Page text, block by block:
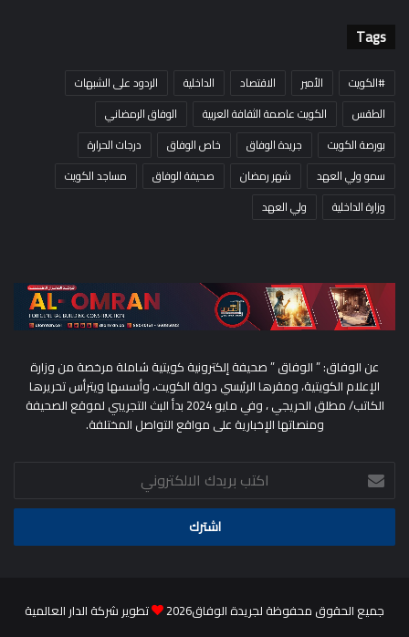
Tags
#الكويت الأمير الاقتصاد الداخلية
الردود على الشبهات
الطقس
الكويت عاصمة الثقافة العربية
الوفاق الرمضاني
بورصة الكويت
جريدة الوفاق خاص الوفاق
درجات الحرارة
سمو ولي العهد
شهر رمضان صحيفة الوفاق
مساجد الكويت
وزارة الداخلية
ولي العهد
عن الوفاق: ” الوفاق ” صحيفة إلكترونية كويتية شاملة مرخصة من وزارة
الإعلام الكويتية، ومقرها الرئيسي دولة الكويت، وأسسها ويترأس تحريرها
الكاتب/ مطلق الحريجي ، وفي مايو 2024 بدأ البث التجريبي لموقع الصحيفة
ومنصاتها الإخبارية على مواقع التواصل المختلفة.
اكتب
بريدك
الالكتروني
جميع الحقوق محفوظة لجريدة الوفاق2026 تطوير شركة الدار العالمية